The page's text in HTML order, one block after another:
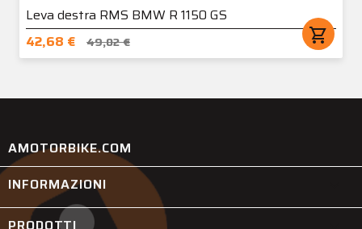
Leva destra RMS BMW R 1150 GS
42,68 €
49,02 € shopping_cart
AMOTORBIKE.COM
INFORMAZIONI